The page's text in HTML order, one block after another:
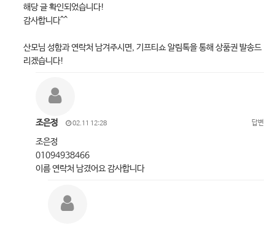
해당 글 확인되었습니다!
감사합니다^^
산모님 성함과 연락처 남겨주시면, 기프티쇼 알림톡을 통해 상품권 발송드
리겠습니다!
조은정 02.11 12:28 답변
조은정
01094938466
이름 연락처 남겼어요 감사합니다